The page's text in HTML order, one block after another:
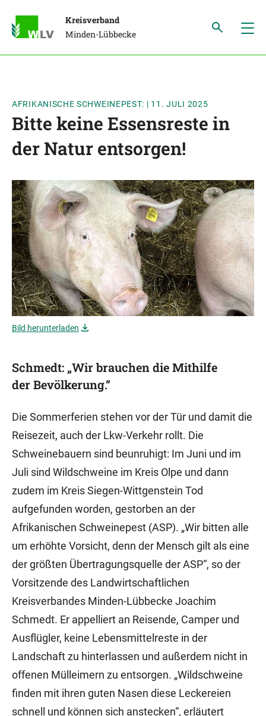
Kreisverband
Minden-Lübbecke
AFRIKANISCHE SCHWEINEPEST: | 11. JULI 2025
Bitte keine Essensreste in
der Natur entsorgen!
Bild herunterladen
Schmedt: „Wir brauchen die Mithilfe
der Bevölkerung.“
Die Sommerferien stehen vor der Tür und damit die
Reisezeit, auch der Lkw-Verkehr rollt. Die
Schweinebauern sind beunruhigt: Im Juni und im
Juli sind Wildschweine im Kreis Olpe und dann
zudem im Kreis Siegen-Wittgenstein Tod
aufgefunden worden, gestorben an der
Afrikanischen Schweinepest (ASP). „Wir bitten alle
um erhöhte Vorsicht, denn der Mensch gilt als eine
der größten Übertragungsquelle der ASP“, so der
Vorsitzende des Landwirtschaftlichen
Kreisverbandes Minden-Lübbecke Joachim
Schmedt. Er appelliert an Reisende, Camper und
Ausflügler, keine Lebensmittelreste in der
Landschaft zu hinterlassen und außerdem nicht in
offenen Mülleimern zu entsorgen. „Wildschweine
finden mit ihren guten Nasen diese Leckereien
schnell und können sich anstecken“, erläutert